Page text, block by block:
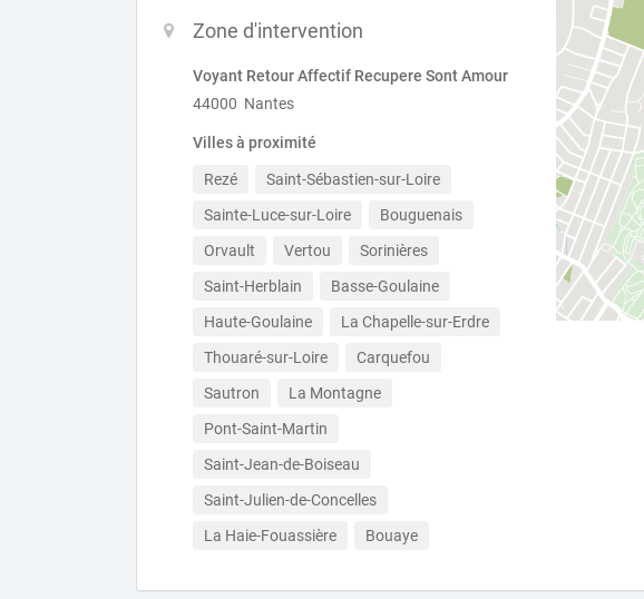
Zone d'intervention
Voyant Retour Affectif Recupere Sont Amour
44000 Nantes
Villes à proximité
Rezé
Saint-Sébastien-sur-Loire
Sainte-Luce-sur-Loire
Bouguenais
Orvault
Vertou
Sorinières
Saint-Herblain
Basse-Goulaine
Haute-Goulaine
La Chapelle-sur-Erdre
Thouaré-sur-Loire
Carquefou
Sautron
La Montagne
Pont-Saint-Martin
Saint-Jean-de-Boiseau
Saint-Julien-de-Concelles
La Haie-Fouassière
Bouaye